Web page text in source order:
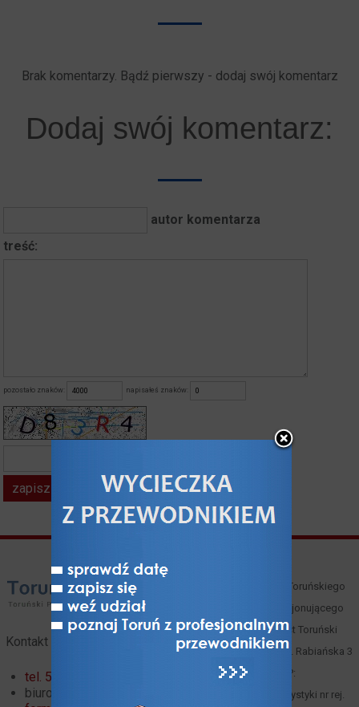
Brak komentarzy. Bądź pierwszy - dodaj swój komentarz
Dodaj swój komentarz:
autor komentarza
treść:
pozostało znaków: napisałeś znaków:
Kontakt
tel. 56 621 02 32
biuro@toruntour.pl
Właścicielem i operatorem Toruńskiego
Portalu Turystycznego funkcjonującego
pod domeną toruntour.pl jest Toruński
Serwis Turystyczny, Toruń, ul. Rabiańska 3
), tel. 66 00 61 352, NIP:
8791221083, Organizator turystyki nr rej.